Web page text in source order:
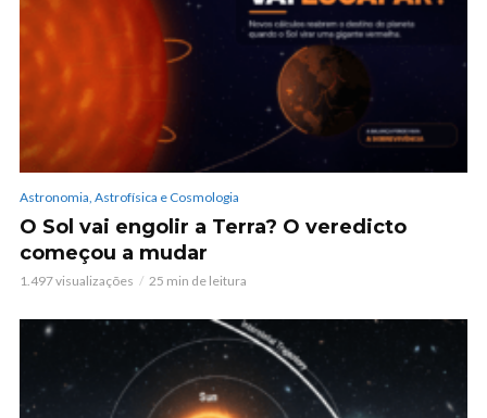
Astronomia, Astrofísica e Cosmologia
O Sol vai engolir a Terra? O veredicto
começou a mudar
1.497 visualizações 25 min de leitura